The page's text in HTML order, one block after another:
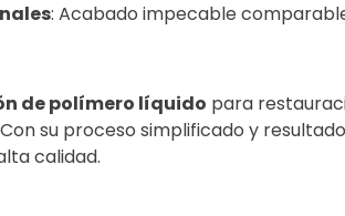
: Acabado impecable
de polímero líquido para
su proceso simplificado y
calidad.